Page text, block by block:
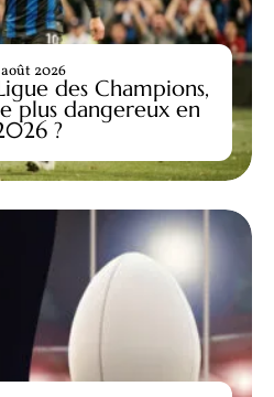
des Champions,
plus dangereux en
?
2026